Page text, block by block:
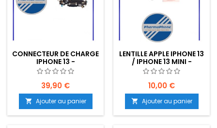
CONNECTEUR DE CHARGE
IPHONE 13 -
EMPLACEMENT: Z2-R15-
B553
39,90 €
 Ajouter au panier
LENTILLE APPLE IPHONE 13
/ IPHONE 13 MINI -
EMPLACEMENT: Z2-R15-
B554
10,00 €
 Ajouter au panier